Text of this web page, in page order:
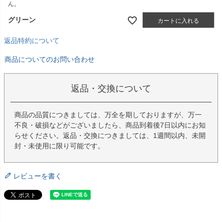
ん。
グリーン カートに入れる
返品特約について
商品についてのお問い合わせ
返品・交換について
商品の品質につきましては、万全を期しておりますが、万一
不良・破損などがございましたら、商品到着後7日以内にお知
らせください。返品・交換につきましては、1週間以内、未開
封・未使用に限り可能です。
レビューを書く